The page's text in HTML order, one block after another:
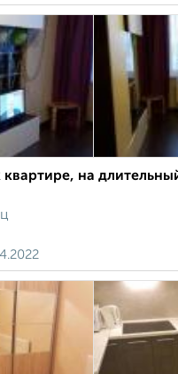
квартире, на